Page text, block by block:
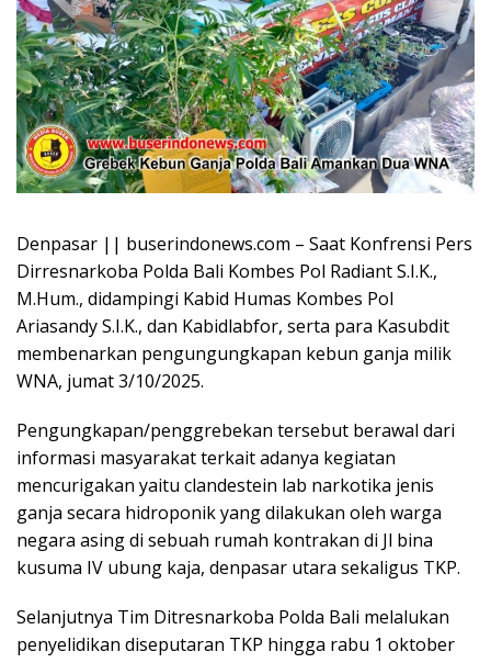
Denpasar || buserindonews.com – Saat Konfrensi Pers
Dirresnarkoba Polda Bali Kombes Pol Radiant S.I.K.,
M.Hum., didampingi Kabid Humas Kombes Pol
Ariasandy S.I.K., dan Kabidlabfor, serta para Kasubdit
membenarkan pengungungkapan kebun ganja milik
WNA, jumat 3/10/2025.
Pengungkapan/penggrebekan tersebut berawal dari
informasi masyarakat terkait adanya kegiatan
mencurigakan yaitu clandestein lab narkotika jenis
ganja secara hidroponik yang dilakukan oleh warga
negara asing di sebuah rumah kontrakan di Jl bina
kusuma IV ubung kaja, denpasar utara sekaligus TKP.
Selanjutnya Tim Ditresnarkoba Polda Bali melalukan
penyelidikan diseputaran TKP hingga rabu 1 oktober